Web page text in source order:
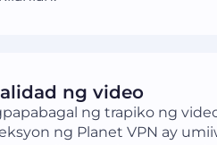
ng video
ng trapiko ng
ng Planet VPN ay